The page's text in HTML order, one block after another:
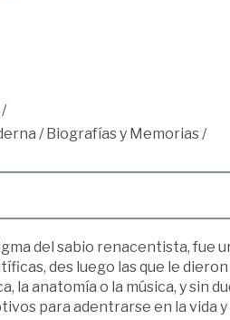
/
/Biografías y Memorias/
del sabio renacentista, fue
des luego las que le dieron
anatomía o la música, y sin
para adentrarse en la vida y